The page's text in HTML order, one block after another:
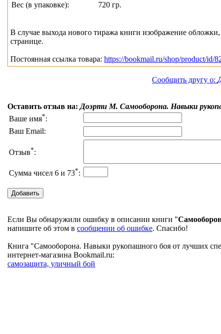
Вес (в упаковке):
720 гр.
В случае выхода нового тиража книги изображение
странице.
Постоянная ссылка товара: https://bookmail.ru/shop/product/id/
Сообщить другу о:
Оставить отзыв на:Доэрти М. Самооборона. Навыки
Ваше имя*:
Ваш Email:
Отзыв*:
Сумма чисел 6 и 73*:
Если Вы обнаружили ошибку в описании книги "
напишите об этом в сообщении об ошибке. Спасибо!
Книга "Самооборона. Навыки рукопашного боя от лучших
интернет-магазина Bookmail.ru:
самозащита, уличный бой